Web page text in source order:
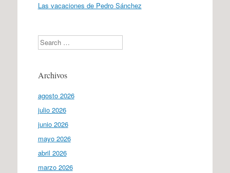
Las vacaciones de Pedro Sánchez
Search
Archivos
agosto 2026
julio 2026
junio 2026
mayo 2026
abril 2026
marzo 2026